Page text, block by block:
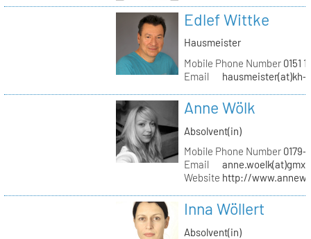
Edlef Wittke
Hausmeister
Mobile Phone Number0151
Email
hausmeister(at)kh-
Anne Wölk
Absolvent(in)
Mobile Phone Number0179-
Email
Website http://
Inna Wöllert
Absolvent(in)